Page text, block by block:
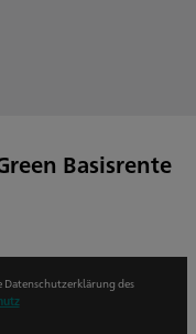
Basisrente
Datenschutzerklärung des